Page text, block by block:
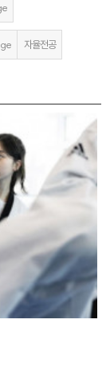
자율전공